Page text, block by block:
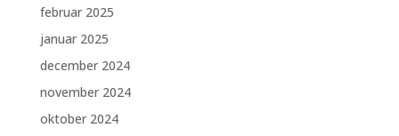
februar 2025
januar 2025
december 2024
november 2024
oktober 2024